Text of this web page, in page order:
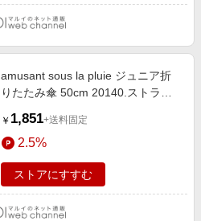
amusant sous la pluie ジュニア折
りたたみ傘 50cm 20140.ストライ
￥ 1,851+送料固定
2.5%
ストアにすすむ